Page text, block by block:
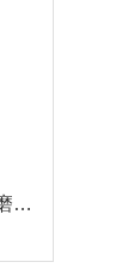
SAPHIR 560 / RUBIN 520研磨抛光机